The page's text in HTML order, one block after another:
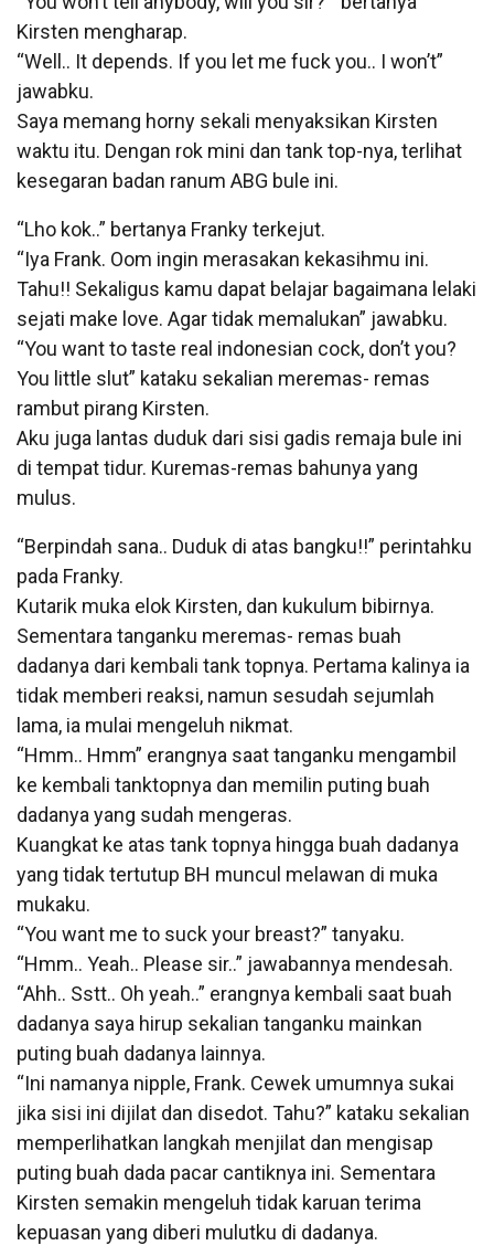
Kirsten mengharap.
“Well.. It depends. If you let me fuck you.. I won’t”
jawabku.
Saya memang horny sekali menyaksikan Kirsten
waktu itu. Dengan rok mini dan tank top-nya, terlihat
kesegaran badan ranum ABG bule ini.
“Lho kok..” bertanya Franky terkejut.
“Iya Frank. Oom ingin merasakan kekasihmu ini.
Tahu!! Sekaligus kamu dapat belajar bagaimana lelaki
sejati make love. Agar tidak memalukan” jawabku.
“You want to taste real indonesian cock, don’t you?
You little slut” kataku sekalian meremas- remas
rambut pirang Kirsten.
Aku juga lantas duduk dari sisi gadis remaja bule ini
di tempat tidur. Kuremas-remas bahunya yang
mulus.
“Berpindah sana.. Duduk di atas bangku!!” perintahku
pada Franky.
Kutarik muka elok Kirsten, dan kukulum bibirnya.
Sementara tanganku meremas- remas buah
dadanya dari kembali tank topnya. Pertama kalinya ia
tidak memberi reaksi, namun sesudah sejumlah
lama, ia mulai mengeluh nikmat.
“Hmm.. Hmm” erangnya saat tanganku mengambil
ke kembali tanktopnya dan memilin puting buah
dadanya yang sudah mengeras.
Kuangkat ke atas tank topnya hingga buah dadanya
yang tidak tertutup BH muncul melawan di muka
mukaku.
“You want me to suck your breast?” tanyaku.
“Hmm.. Yeah.. Please sir..” jawabannya mendesah.
“Ahh.. Sstt.. Oh yeah..” erangnya kembali saat buah
dadanya saya hirup sekalian tanganku mainkan
puting buah dadanya lainnya.
“Ini namanya nipple, Frank. Cewek umumnya sukai
jika sisi ini dijilat dan disedot. Tahu?” kataku sekalian
memperlihatkan langkah menjilat dan mengisap
puting buah dada pacar cantiknya ini. Sementara
Kirsten semakin mengeluh tidak karuan terima
kepuasan yang diberi mulutku di dadanya.